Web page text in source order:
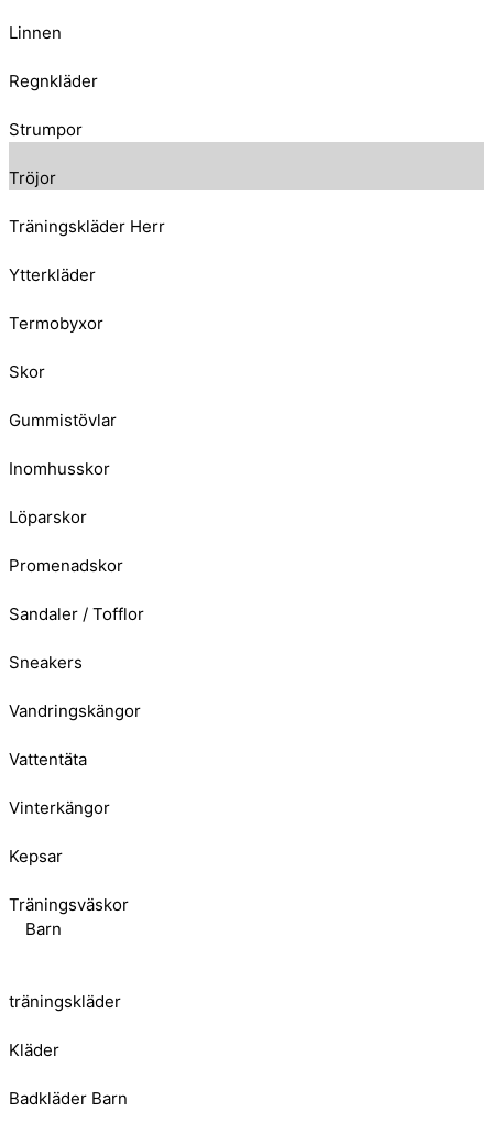
Linnen
Regnkläder
Strumpor
Tröjor
Träningskläder Herr
Ytterkläder
Termobyxor
Skor
Gummistövlar
Inomhusskor
Löparskor
Promenadskor
Sandaler / Tofflor
Sneakers
Vandringskängor
Vattentäta
Vinterkängor
Kepsar
Träningsväskor
Barn
träningskläder
Kläder
Badkläder Barn